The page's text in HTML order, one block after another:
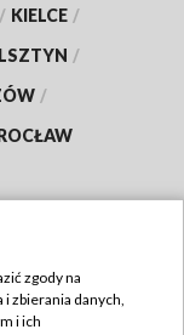
/ KIELCE /
/
/
zgody na
zbierania danych,
i ich